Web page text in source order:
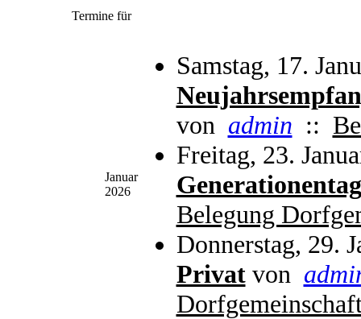
Termine für
Januar
2026
Samstag, 17.
von admin ::
Freitag, 23.
Belegung
Donnerstag, 29.
Privatvon